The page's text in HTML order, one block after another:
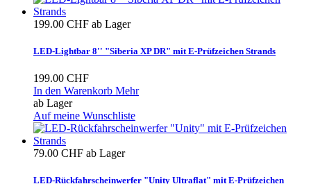
199.00 CHF ab Lager
LED-Lightbar 8'' "Siberia XP DR" mit E-Prüfzeichen Strands
199.00 CHF
In den Warenkorb Mehr
ab Lager
Auf meine Wunschliste
79.00 CHF ab Lager
LED-Rückfahrscheinwerfer "Unity Ultraflat" mit E-Prüfzeichen